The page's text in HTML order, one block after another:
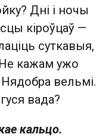
Дні і ночы
кіроўцаў —
суткавыя,
Не кажам ужо
вельмі.
вада?
кальцо.